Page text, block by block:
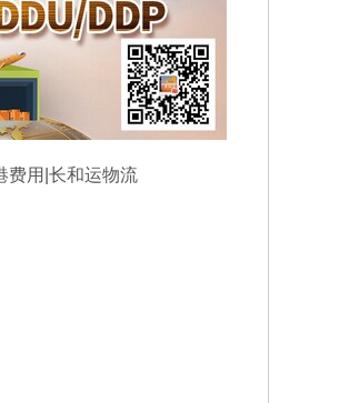
费用|长和运物流